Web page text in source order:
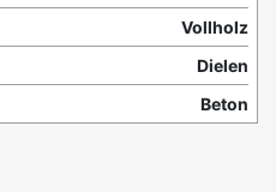
Vollholz
Dielen
Beton